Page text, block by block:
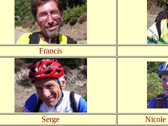
Francis
Serge Nicole